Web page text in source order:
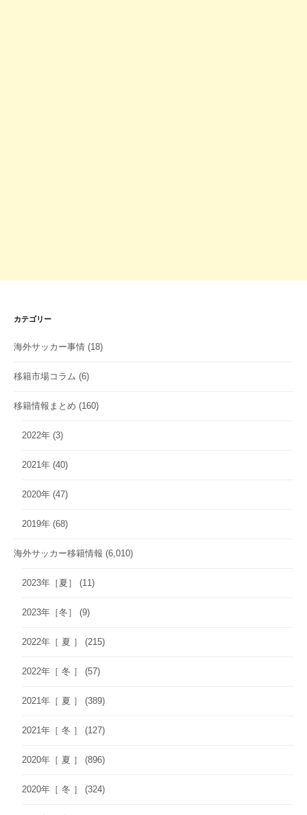
カテゴリー
海外サッカー事情 (18)
移籍市場コラム (6)
移籍情報まとめ (160)
2022年 (3)
2021年 (40)
2020年 (47)
2019年 (68)
海外サッカー移籍情報 (6,010)
2023年［夏］ (11)
2023年［冬］ (9)
2022年［ 夏 ］ (215)
2022年［ 冬 ］ (57)
2021年［ 夏 ］ (389)
2021年［ 冬 ］ (127)
2020年［ 夏 ］ (896)
2020年［ 冬 ］ (324)